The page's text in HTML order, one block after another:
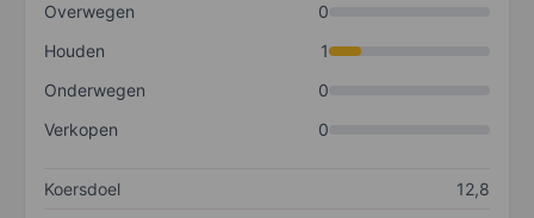
Overwegen
0
Houden
1
Onderwegen
0
Verkopen
0
Koersdoel
12,8